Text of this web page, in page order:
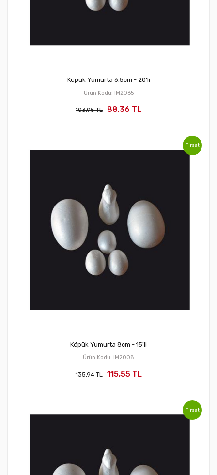
Köpük Yumurta 6.5cm - 20'li
Ürün Kodu: IM2065
103,95 TL 88,36 TL
Fırsat
Köpük Yumurta 8cm - 15'li
Ürün Kodu: IM2008
135,94 TL 115,55 TL
Fırsat